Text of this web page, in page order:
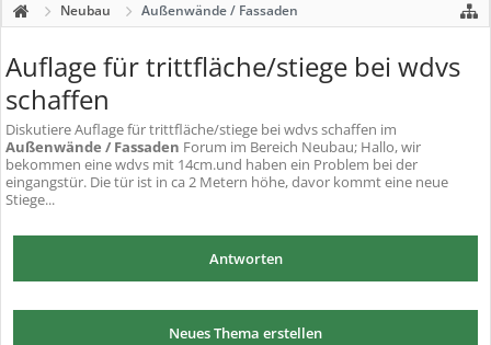
Neubau Außenwände / Fassaden
Auflage für trittfläche/stiege bei wdvs
schaffen
DiskutiereAuflage für trittfläche/stiege bei wdvs schaffen im
Außenwände / Fassaden Forum im Bereich Neubau; Hallo, wir
bekommen eine wdvs mit 14cm.und haben ein Problem bei der
eingangstür. Die tür ist in ca 2 Metern höhe, davor kommt eine neue
Stiege...
Antworten
Neues Thema erstellen